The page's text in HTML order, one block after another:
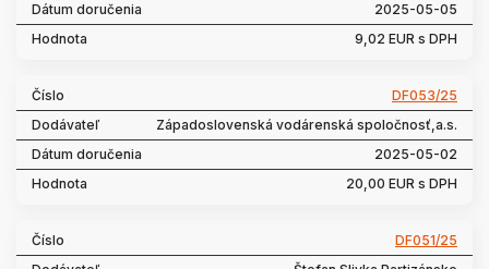
2025-05-05
9,02 EUR s DPH
DF053/25
Západoslovenská vodárenská spoločnosť,a.s.
2025-05-02
20,00 EUR s DPH
DF051/25